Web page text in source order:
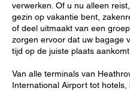
verwerken. Of u nu alleen
gezin op vakantie bent,
of deel uitmaakt van een
zorgen ervoor dat uw bagage
tijd op de juiste plaats aankomt.
Van alle terminals van
International Airport tot hotels,